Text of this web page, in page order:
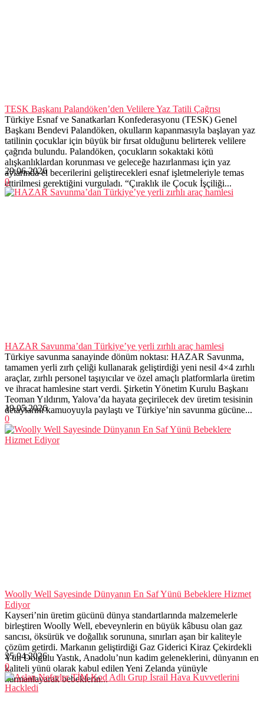
TESK Başkanı Palandöken’den Velilere Yaz Tatili Çağrısı
Türkiye Esnaf ve Sanatkarları Konfederasyonu (TESK) Genel
Başkanı Bendevi Palandöken, okulların kapanmasıyla başlayan yaz
tatilinin çocuklar için büyük bir fırsat olduğunu belirterek velilere
çağrıda bulundu. Palandöken, çocukların sokaktaki kötü
alışkanlıklardan korunması ve geleceğe hazırlanması için yaz
aylarında el becerilerini geliştirecekleri esnaf işletmeleriyle temas
ettirilmesi gerektiğini vurguladı. “Çıraklık ile Çocuk İşçiliği...
29.06.2026
0
HAZAR Savunma’dan Türkiye’ye yerli zırhlı araç hamlesi
Türkiye savunma sanayinde dönüm noktası: HAZAR Savunma,
tamamen yerli zırh çeliği kullanarak geliştirdiği yeni nesil 4×4 zırhlı
araçlar, zırhlı personel taşıyıcılar ve özel amaçlı platformlarla üretim
ve ihracat hamlesine start verdi. Şirketin Yönetim Kurulu Başkanı
Teoman Yıldırım, Yalova’da hayata geçirilecek dev üretim tesisinin
detaylarını kamuoyuyla paylaştı ve Türkiye’nin savunma gücüne...
19.05.2026
0
Woolly Well Sayesinde Dünyanın En Saf Yünü Bebeklere Hizmet
Ediyor
Kayseri’nin üretim gücünü dünya standartlarında malzemelerle
birleştiren Woolly Well, ebeveynlerin en büyük kâbusu olan gaz
sancısı, öksürük ve doğallık sorununa, sınırları aşan bir kaliteyle
çözüm getirdi. Markanın geliştirdiği Gaz Giderici Kiraz Çekirdekli
Yün Dolgulu Yastık, Anadolu’nun kadim geleneklerini, dünyanın en
kaliteli yünü olarak kabul edilen Yeni Zelanda yünüyle
harmanlayarak bebeklerin...
25.04.2026
0